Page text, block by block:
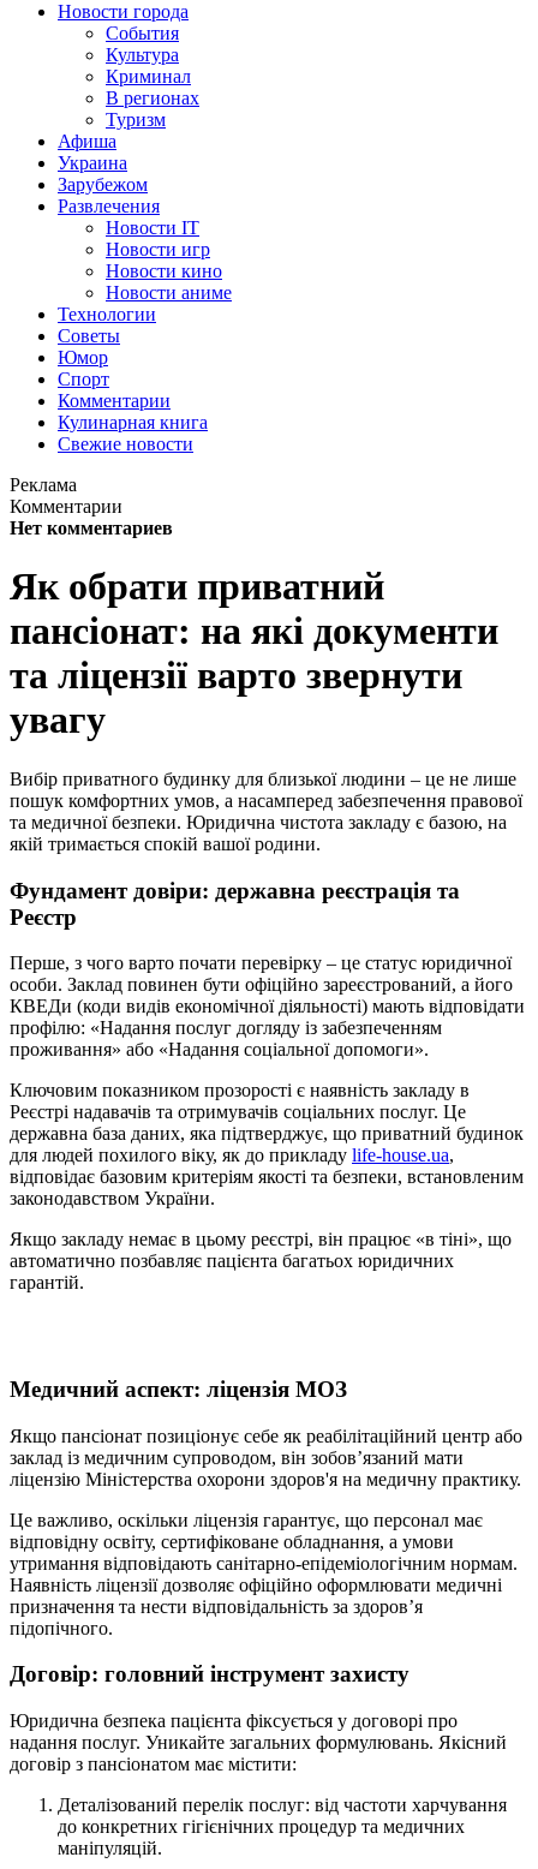
Новости города
События
Культура
Криминал
В регионах
Туризм
Афиша
Украина
Зарубежом
Развлечения
Новости IT
Новости игр
Новости кино
Новости аниме
Технологии
Советы
Юмор
Спорт
Комментарии
Кулинарная книга
Свежие новости
Реклама
Комментарии
Нет комментариев
Як обрати приватний
пансіонат: на які документи
та ліцензії варто звернути
увагу
Вибір приватного будинку для близької людини – це не лише
пошук комфортних умов, а насамперед забезпечення правової
та медичної безпеки. Юридична чистота закладу є базою, на
якій тримається спокій вашої родини.
Фундамент довіри: державна реєстрація та
Реєстр
Перше, з чого варто почати перевірку – це статус юридичної
особи. Заклад повинен бути офіційно зареєстрований, а його
КВЕДи (коди видів економічної діяльності) мають відповідати
профілю: «Надання послуг догляду із забезпеченням
проживання» або «Надання соціальної допомоги».
Ключовим показником прозорості є наявність закладу в
Реєстрі надавачів та отримувачів соціальних послуг. Це
державна база даних, яка підтверджує, що приватний будинок
для людей похилого віку, як до прикладу life-house.ua,
відповідає базовим критеріям якості та безпеки, встановленим
законодавством України.
Якщо закладу немає в цьому реєстрі, він працює «в тіні», що
автоматично позбавляє пацієнта багатьох юридичних
гарантій.
Медичний аспект: ліцензія МОЗ
Якщо пансіонат позиціонує себе як реабілітаційний центр або
заклад із медичним супроводом, він зобов’язаний мати
ліцензію Міністерства охорони здоров'я на медичну практику.
Це важливо, оскільки ліцензія гарантує, що персонал має
відповідну освіту, сертифіковане обладнання, а умови
утримання відповідають санітарно-епідеміологічним нормам.
Наявність ліцензії дозволяє офіційно оформлювати медичні
призначення та нести відповідальність за здоров’я
підопічного.
Договір: головний інструмент захисту
Юридична безпека пацієнта фіксується у договорі про
надання послуг. Уникайте загальних формулювань. Якісний
договір з пансіонатом має містити:
Деталізований перелік послуг: від частоти харчування
до конкретних гігієнічних процедур та медичних
маніпуляцій.